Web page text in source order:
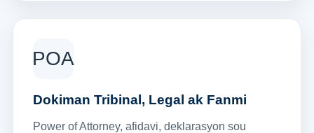
POA
Dokiman Tribinal, Legal ak Fanmi
Power of Attorney, afidavi, deklarasyon sou